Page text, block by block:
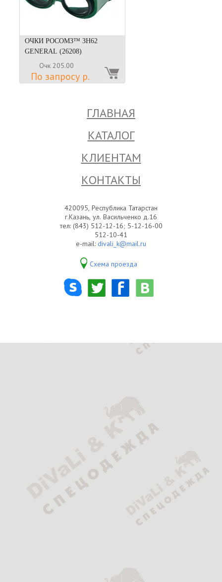
ОЧКИ РОСОМЗ™ ЗН62
GENERAL (26208)
Очк 205.00
По запросу р.
ГЛАВНАЯ
КАТАЛОГ
КЛИЕНТАМ
КОНТАКТЫ
420095, Республика Татарстан
г.Казань, ул. Васильченко д.16
тел: (843) 512-12-16; 5-12-16-00
512-10-41
e-mail: divali_k@mail.ru
Схема проезда